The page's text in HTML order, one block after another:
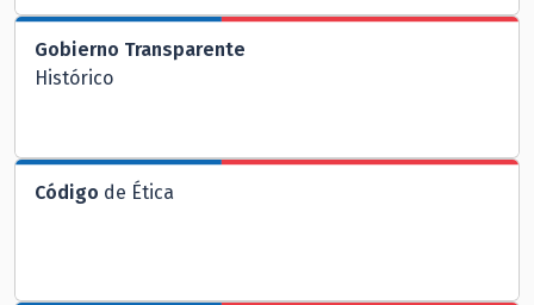
Gobierno Transparente
Histórico
Código de Ética